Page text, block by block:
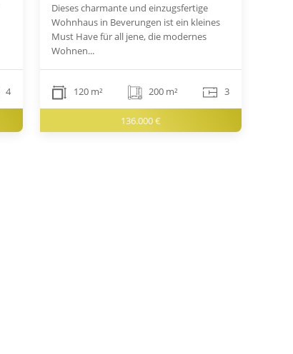
4
Dieses charmante und einzugsfertige
Wohnhaus in Beverungen ist ein kleines
Must Have für all jene, die modernes
Wohnen...
120 m² 200 m² 3
136.000 €